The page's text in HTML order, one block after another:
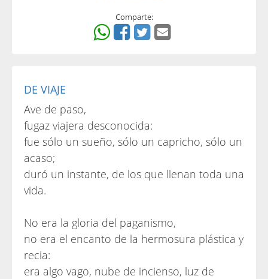
Comparte:
DE VIAJE
Ave de paso,
fugaz viajera desconocida:
fue sólo un sueño, sólo un capricho, sólo un
acaso;
duró un instante, de los que llenan toda una
vida.
No era la gloria del paganismo,
no era el encanto de la hermosura plástica y
recia:
era algo vago, nube de incienso, luz de